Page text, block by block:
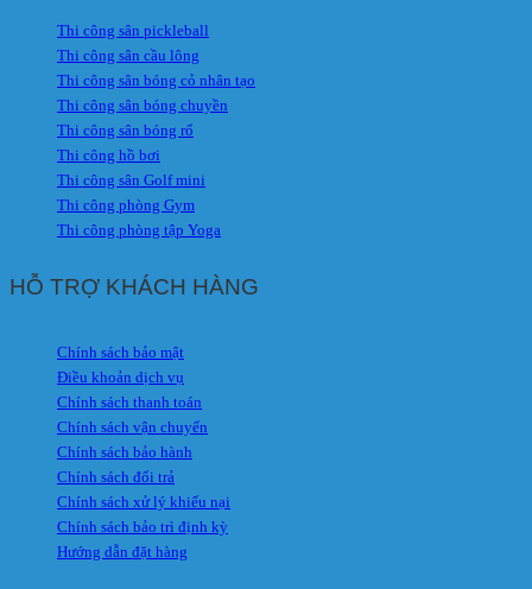
Thi công sân pickleball
Thi công sân cầu lông
Thi công sân bóng cỏ nhân tạo
Thi công sân bóng chuyền
Thi công sân bóng rổ
Thi công hồ bơi
Thi công sân Golf mini
Thi công phòng Gym
Thi công phòng tập Yoga
HỖ TRỢ KHÁCH HÀNG
Chính sách bảo mật
Điều khoản dịch vụ
Chính sách thanh toán
Chính sách vận chuyển
Chính sách bảo hành
Chính sách đổi trả
Chính sách xử lý khiếu nại
Chính sách bảo trì định kỳ
Hướng dẫn đặt hàng